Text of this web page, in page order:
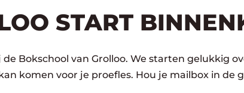
START
Bokschool van Grolloo. We starten gelukkig
komen voor je proefles. Hou je mailbox in de